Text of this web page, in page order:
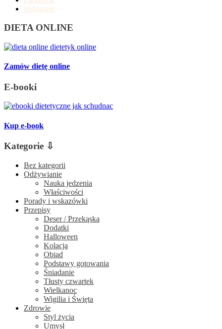
Instagram
DIETA ONLINE
Zamów dietę online
E-booki
Kup e-book
Kategorie ⇩
Bez kategorii
Odżywianie
Nauka jedzenia
Właściwości
Porady i wskazówki
Przepisy
Deser / Przekąska
Dodatki
Halloween
Kolacja
Obiad
Podstawy gotowania
Śniadanie
Tłusty czwartek
Wielkanoc
Wigilia i Święta
Zdrowie
Styl życia
Umysł